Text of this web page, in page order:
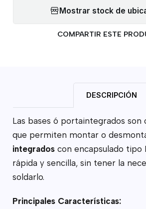
Mostrar stock de
COMPARTIR ESTE
DESCRIPCIÓN
Las bases ó portaintegrados son
que permiten montar o
integradoscon encapsulado tipo
rápida y sencilla, sin tener la
soldarlo.
Principales Características: